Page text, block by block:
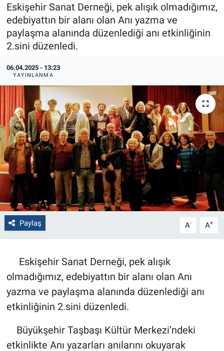
Eskişehir Sanat Derneği, pek alışık olmadığımız,
edebiyattın bir alanı olan Anı yazma ve
paylaşma alanında düzenlediği anı etkinliğinin
2.sini düzenledi.
06.04.2025 - 13:23
YAYINLANMA
Paylaş A- A+
Eskişehir Sanat Derneği, pek alışık
olmadığımız, edebiyattın bir alanı olan Anı
yazma ve paylaşma alanında düzenlediği anı
etkinliğinin 2.sini düzenledi.
Büyükşehir Taşbaşı Kültür Merkezi’ndeki
etkinlikte Anı yazarları anılarını okuyarak
Dünya
Sağlık
Alış-Veriş/İş dünyası
Röportaj
Ekonomi
Kültür Sanat
Politika
Bilecik
Kütahya
Gezi
Genel
Çevre
Magazin
Bilim ve Teknoloji
Son Dakika Haberleri
Haber Arşivi